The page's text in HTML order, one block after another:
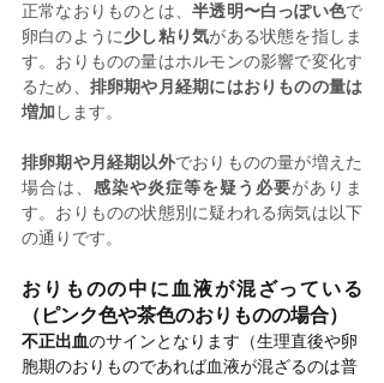
正常なおりものとは、半透明〜白っぽい色で
卵白のように少し粘り気がある状態を指しま
す。おりものの量はホルモンの影響で変化す
るため、 排卵期や月経期にはおりものの量は
増加 します。
排卵期や月経期以外でおりものの量が増えた
場合は、 感染や炎症等を疑う必要がありま
す。おりものの状態別に疑われる病気は以下
の通りです。
おりものの中に血液が混ざっている
（ピンク色や茶色のおりものの場合）
不正出血のサインとなります（生理直後や卵
胞期のおりものであれば血液が混ざるのは普